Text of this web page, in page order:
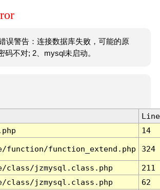
误警告：连接数据库失败，可能的原
码不对; 2、mysql未启动。
Line
14
function/function_extend.php 324
class/jzmysql.class.php
211
class/jzmysql.class.php
62